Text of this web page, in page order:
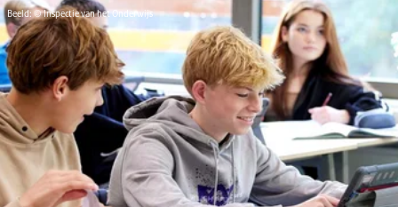
Beeld: © Inspectie van het Onderwijs